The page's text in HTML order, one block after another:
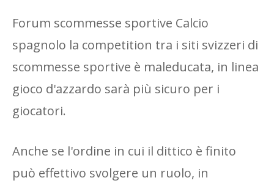
Forum scommesse sportive Calcio
spagnolo la competition tra i siti svizzeri di
scommesse sportive è maleducata, in linea
gioco d'azzardo sarà più sicuro per i
giocatori.
Anche se l'ordine in cui il dittico è finito
può effettivo svolgere un ruolo, in